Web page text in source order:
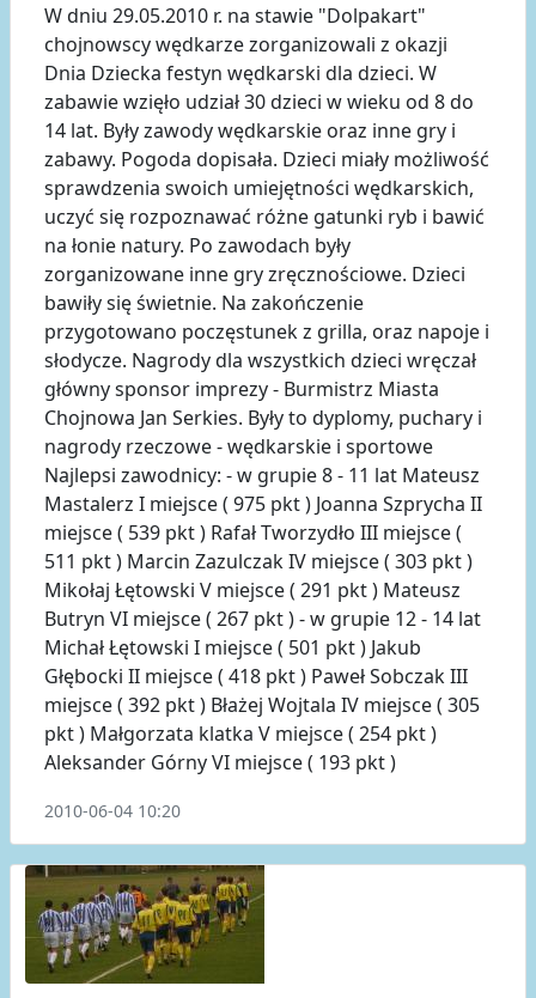
W dniu 29.05.2010 r. na stawie "Dolpakart"
chojnowscy wędkarze zorganizowali z okazji
Dnia Dziecka festyn wędkarski dla dzieci. W
zabawie wzięło udział 30 dzieci w wieku od 8 do
14 lat. Były zawody wędkarskie oraz inne gry i
zabawy. Pogoda dopisała. Dzieci miały możliwość
sprawdzenia swoich umiejętności wędkarskich,
uczyć się rozpoznawać różne gatunki ryb i bawić
na łonie natury. Po zawodach były
zorganizowane inne gry zręcznościowe. Dzieci
bawiły się świetnie. Na zakończenie
przygotowano poczęstunek z grilla, oraz napoje i
słodycze. Nagrody dla wszystkich dzieci wręczał
główny sponsor imprezy - Burmistrz Miasta
Chojnowa Jan Serkies. Były to dyplomy, puchary i
nagrody rzeczowe - wędkarskie i sportowe
Najlepsi zawodnicy: - w grupie 8 - 11 lat Mateusz
Mastalerz I miejsce ( 975 pkt ) Joanna Szprycha II
miejsce ( 539 pkt ) Rafał Tworzydło III miejsce (
511 pkt ) Marcin Zazulczak IV miejsce ( 303 pkt )
Mikołaj Łętowski V miejsce ( 291 pkt ) Mateusz
Butryn VI miejsce ( 267 pkt ) - w grupie 12 - 14 lat
Michał Łętowski I miejsce ( 501 pkt ) Jakub
Głębocki II miejsce ( 418 pkt ) Paweł Sobczak III
miejsce ( 392 pkt ) Błażej Wojtala IV miejsce ( 305
pkt ) Małgorzata klatka V miejsce ( 254 pkt )
Aleksander Górny VI miejsce ( 193 pkt )
2010-06-04 10:20